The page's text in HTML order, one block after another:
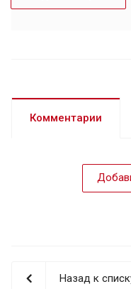
Комментарии
Назад к